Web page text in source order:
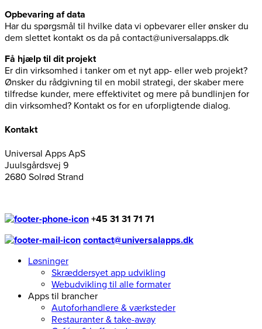
Opbevaring af data
Har du spørgsmål til hvilke data vi opbevarer eller ønsker du
dem slettet kontakt os da på contact@universalapps.dk
Få hjælp til dit projekt
Er din virksomhed i tanker om et nyt app- eller web projekt?
Ønsker du rådgivning til en mobil strategi, der skaber mere
tilfredse kunder, mere effektivitet og mere på bundlinjen for
din virksomhed? Kontakt os for en uforpligtende dialog.
Kontakt
Universal Apps ApS
Juulsgårdsvej 9
2680 Solrød Strand
+45 31 31 71 71
contact@universalapps.dk
Løsninger
Skræddersyet app udvikling
Webudvikling til alle formater
Apps til brancher
Autoforhandlere & værksteder
Restauranter & take-away